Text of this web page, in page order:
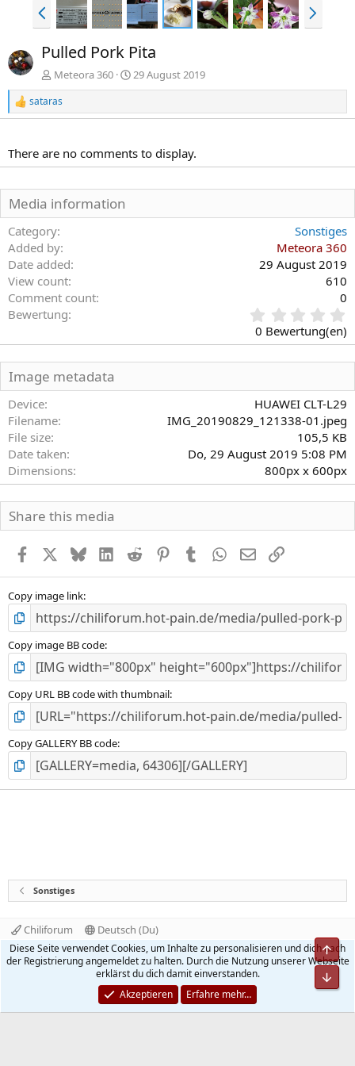
V
o
h
e
r
i
g
N
ä
t
Pulled Pork Pita
Meteora 360 29 August 2019
R
e
t
i
e
n
:
sataras
There are no comments to display.
Media information
Category
Sonstiges
Added by
Meteora 360
Date added
29 August 2019
View count
610
Comment count
0
Bewertung
0
0
t
)
0 Bewertung(en)
Image metadata
Device
HUAWEI CLT-L29
Filename
IMG_20190829_121338-01.jpeg
File size
105,5 KB
Date taken
Do, 29 August 2019 5:08 PM
Dimensions
800px x 600px
Share this media
Facebook BlueskyLinkedInReddit PinterestTumblr WhatsApp
E-MailLink
Copy image link
Copy image BB code
Copy URL BB code with thumbnail
Copy GALLERY BB code
Sonstiges
Chiliforum
Deutsch (Du)
Kontakt
Nutzungsbedingungen
Datenschutz
Hilfe und Impressum
Start
R
S
Community platform by XenForo® © 2010-2026 XenForo Ltd.
Quality Add-Ons made withbyWMTech.
Diese Seite verwendet Cookies, um Inhalte zu personalisieren und dich nach
der Registrierung angemeldet zu halten. Durch die Nutzung unserer Webseite
erklärst du dich damit einverstanden.
Akzeptieren
Erfahre mehr…